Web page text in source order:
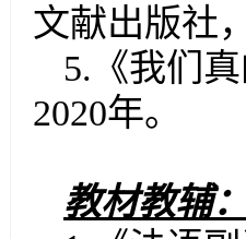
文献出版社，
5. 《我们
2020年。
教材教辅：